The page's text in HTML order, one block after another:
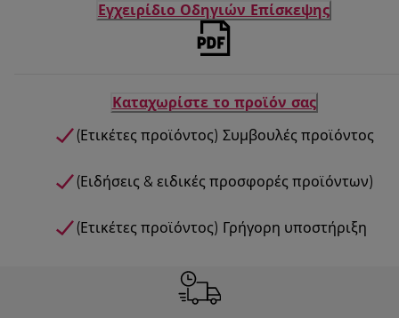
Εγχειρίδιο Οδηγιών Επίσκεψης
Καταχωρίστε το προϊόν σας
(Ετικέτες προϊόντος) Συμβουλές προϊόντος
(Ειδήσεις & ειδικές προσφορές προϊόντων)
(Ετικέτες προϊόντος) Γρήγορη υποστήριξη